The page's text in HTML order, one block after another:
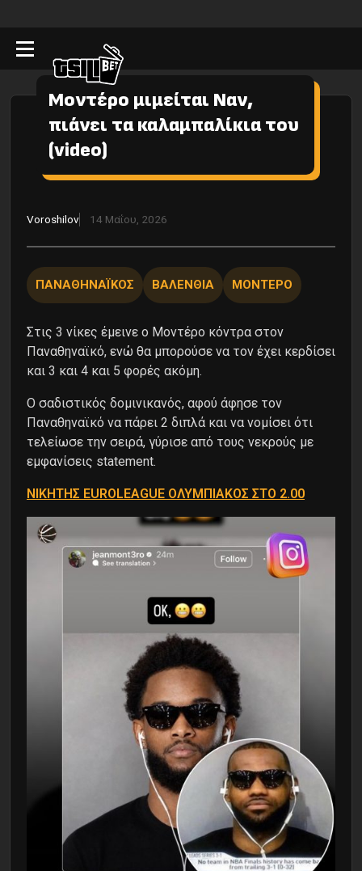
Moντέρο μιμείται Ναν,
πιάνει τα καλαμπαλίκια του
(video)
Voroshilov 14 Μαΐου, 2026
ΠΑΝΑΘΗΝΑΪΚΟΣ ΒΑΛΕΝΘΙΑ ΜΟΝΤΕΡΟ
Στις 3 νίκες έμεινε ο Μοντέρο κόντρα στον
Παναθηναϊκό, ενώ θα μπορούσε να τον έχει κερδίσει
και 3 και 4 και 5 φορές ακόμη.
Ο σαδιστικός δομινικανός, αφού άφησε τον
Παναθηναϊκό να πάρει 2 διπλά και να νομίσει ότι
τελείωσε την σειρά, γύρισε από τους νεκρούς με
εμφανίσεις statement.
ΝΙΚΗΤΗΣ EUROLEAGUE ΟΛΥΜΠΙΑΚΟΣ ΣΤΟ 2.00